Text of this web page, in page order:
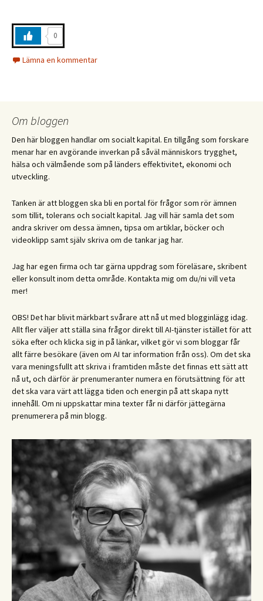
0
Lämna en kommentar
Om bloggen
Den här bloggen handlar om socialt kapital. En tillgång som forskare
menar har en avgörande inverkan på såväl människors trygghet,
hälsa och välmående som på länders effektivitet, ekonomi och
utveckling.
Tanken är att bloggen ska bli en portal för frågor som rör ämnen
som tillit, tolerans och socialt kapital. Jag vill här samla det som
andra skriver om dessa ämnen, tipsa om artiklar, böcker och
videoklipp samt själv skriva om de tankar jag har.
Jag har egen firma och tar gärna uppdrag som föreläsare, skribent
eller konsult inom detta område. Kontakta mig om du/ni vill veta
mer!
OBS! Det har blivit märkbart svårare att nå ut med blogginlägg idag.
Allt fler väljer att ställa sina frågor direkt till AI-tjänster istället för att
söka efter och klicka sig in på länkar, vilket gör vi som bloggar får
allt färre besökare (även om AI tar information från oss). Om det ska
vara meningsfullt att skriva i framtiden måste det finnas ett sätt att
nå ut, och därför är prenumeranter numera en förutsättning för att
det ska vara värt att lägga tiden och energin på att skapa nytt
innehåll. Om ni uppskattar mina texter får ni därför jättegärna
prenumerera på min blogg.